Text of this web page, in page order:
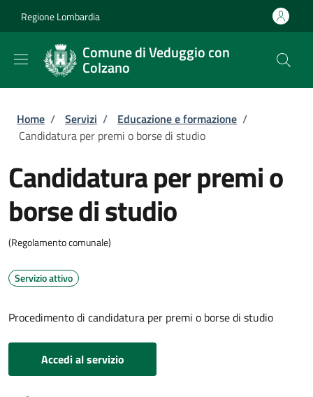
Regione Lombardia
Comune di Veduggio con
Colzano
Briciole di pane
Home / Servizi / Educazione e formazione /
Candidatura per premi o borse di studio
Candidatura per premi o
borse di studio
(Regolamento comunale)
Servizio attivo
Procedimento di candidatura per premi o borse di studio
Accedi al servizio